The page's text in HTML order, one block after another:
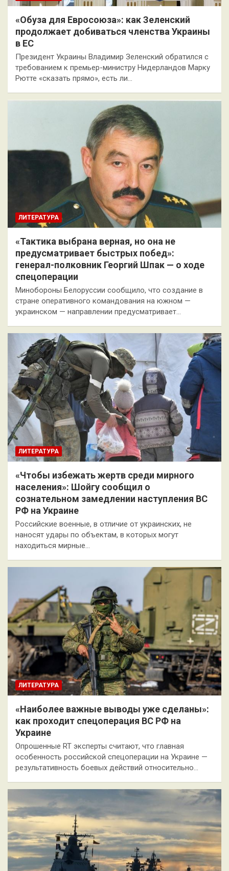
«Обуза для Евросоюза»: как Зеленский
продолжает добиваться членства Украины
в ЕС
Президент Украины Владимир Зеленский обратился с
требованием к премьер-министру Нидерландов Марку
Рютте «сказать прямо», есть ли…
ЛИТЕРАТУРА
«Тактика выбрана верная, но она не
предусматривает быстрых побед»:
генерал-полковник Георгий Шпак — о ходе
спецоперации
Минобороны Белоруссии сообщило, что создание в
стране оперативного командования на южном —
украинском — направлении предусматривает…
ЛИТЕРАТУРА
«Чтобы избежать жертв среди мирного
населения»: Шойгу сообщил о
сознательном замедлении наступления ВС
РФ на Украине
Российские военные, в отличие от украинских, не
наносят удары по объектам, в которых могут
находиться мирные…
ЛИТЕРАТУРА
«Наиболее важные выводы уже сделаны»:
как проходит спецоперация ВС РФ на
Украине
Опрошенные RT эксперты считают, что главная
особенность российской спецоперации на Украине —
результативность боевых действий относительно…